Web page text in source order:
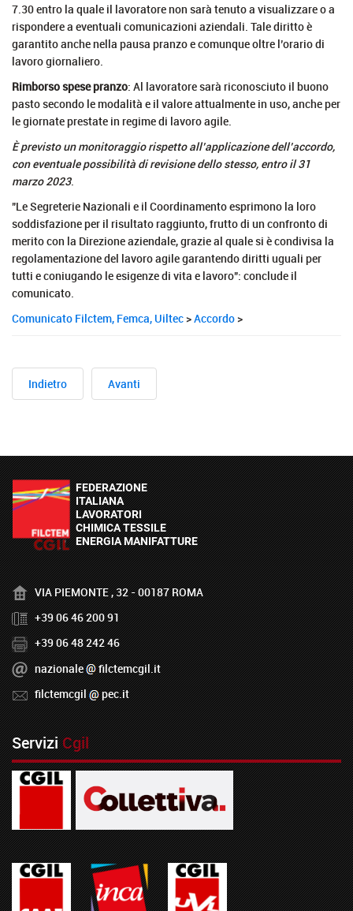
7.30 entro la quale il lavoratore non sarà tenuto a visualizzare o a
rispondere a eventuali comunicazioni aziendali. Tale diritto è
garantito anche nella pausa pranzo e comunque oltre l’orario di
lavoro giornaliero.
Rimborso spese pranzo: Al lavoratore sarà riconosciuto il buono
pasto secondo le modalità e il valore attualmente in uso, anche per
le giornate prestate in regime di lavoro agile.
È previsto un monitoraggio rispetto all’applicazione dell’accordo,
con eventuale possibilità di revisione dello stesso, entro il 31
marzo 2023.
"Le Segreterie Nazionali e il Coordinamento esprimono la loro
soddisfazione per il risultato raggiunto, frutto di un confronto di
merito con la Direzione aziendale, grazie al quale si è condivisa la
regolamentazione del lavoro agile garantendo diritti uguali per
tutti e coniugando le esigenze di vita e lavoro": conclude il
comunicato.
Comunicato Filctem, Femca, Uiltec>Accordo>
Indietro Avanti
VIA PIEMONTE , 32 - 00187 ROMA
+39 06 46 200 91
+39 06 48 242 46
nazionale
filctemcgil.it
filctemcgil
pec.it
ServiziCgil